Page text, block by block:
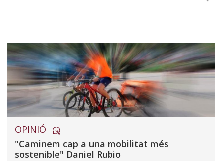
OPINIÓ
"Caminem cap a una mobilitat més
sostenible" Daniel Rubio